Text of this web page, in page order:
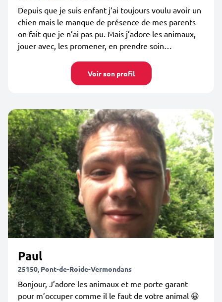
Depuis que je suis enfant j’ai toujours voulu avoir un
chien mais le manque de présence de mes parents
on fait que je n’ai pas pu. Mais j’adore les animaux,
jouer avec, les promener, en prendre soin…
Voir son profil
Paul
25150, Pont-de-Roide-Vermondans
Bonjour, J’adore les animaux et me porte garant
pour m’occuper comme il le faut de votre animal 😀